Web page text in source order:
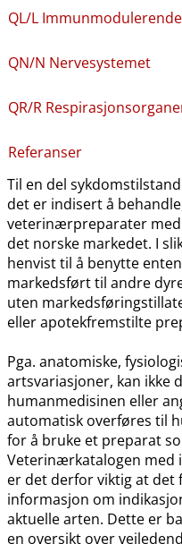
QL​/​L
QN​/​N Nervesystemet
QR​/​R
Referanser
Til en del
det er indisert å
veterinærpreparater
det norske markedet. I
henvist til å benytte
markedsført til andre
uten
eller apotekfremstilte
Pga. anatomiske,
artsvariasjoner, kan ikke
humanmedisinen eller
automatisk overføres til
for å bruke et preparat
Veterinærkatalogen med
er det derfor viktig at det
informasjon om
aktuelle arten. Dette er
en oversikt over